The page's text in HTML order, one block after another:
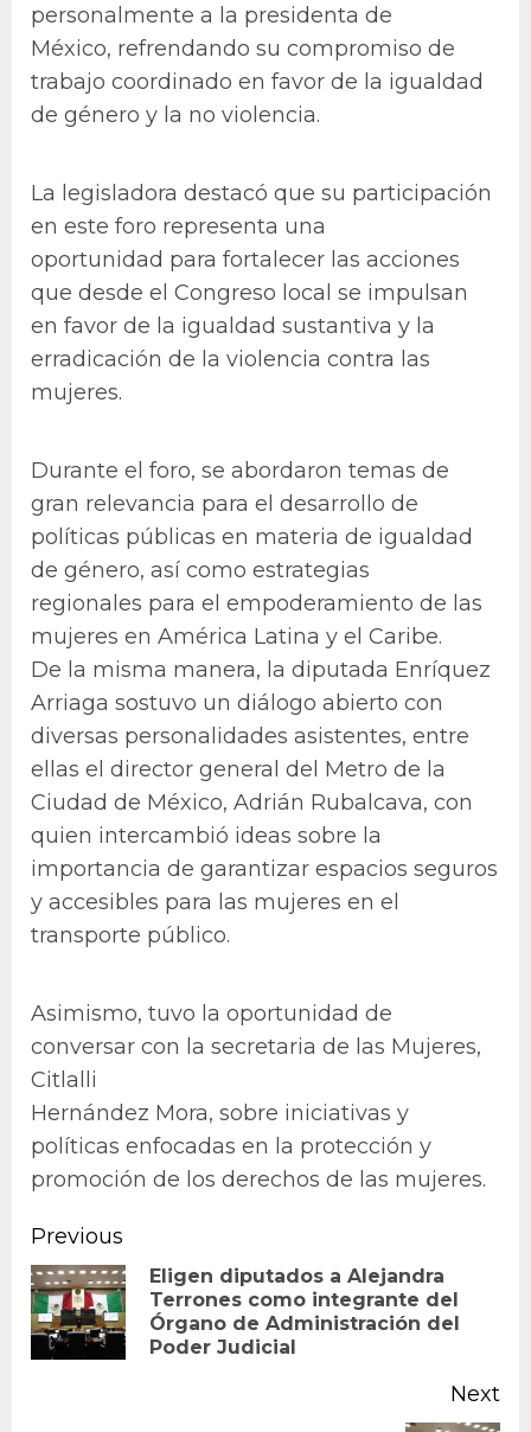
personalmente a la presidenta de
México, refrendando su compromiso de
trabajo coordinado en favor de la igualdad
de género y la no violencia.
La legisladora destacó que su participación
en este foro representa una
oportunidad para fortalecer las acciones
que desde el Congreso local se impulsan
en favor de la igualdad sustantiva y la
erradicación de la violencia contra las
mujeres.
Durante el foro, se abordaron temas de
gran relevancia para el desarrollo de
políticas públicas en materia de igualdad
de género, así como estrategias
regionales para el empoderamiento de las
mujeres en América Latina y el Caribe.
De la misma manera, la diputada Enríquez
Arriaga sostuvo un diálogo abierto con
diversas personalidades asistentes, entre
ellas el director general del Metro de la
Ciudad de México, Adrián Rubalcava, con
quien intercambió ideas sobre la
importancia de garantizar espacios seguros
y accesibles para las mujeres en el
transporte público.
Asimismo, tuvo la oportunidad de
conversar con la secretaria de las Mujeres,
Citlalli
Hernández Mora, sobre iniciativas y
políticas enfocadas en la protección y
promoción de los derechos de las mujeres.
Continue
Reading
Previous
Eligen diputados a Alejandra
Terrones como integrante del
Órgano de Administración del
Poder Judicial
Next